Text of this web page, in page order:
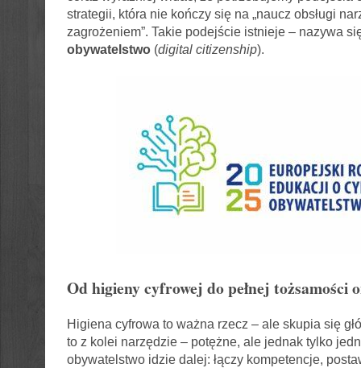
strategii, która nie kończy się na „naucz obsługi
zagrożeniem”. Takie podejście istnieje – nazywa
obywatelstwo(digital citizenship).
Od higieny cyfrowej do pełnej tożsamości
Higiena cyfrowa to ważna rzecz – ale skupia się
to z kolei narzędzie – potężne, ale jednak tylko
obywatelstwo idzie dalej: łączy kompetencje,